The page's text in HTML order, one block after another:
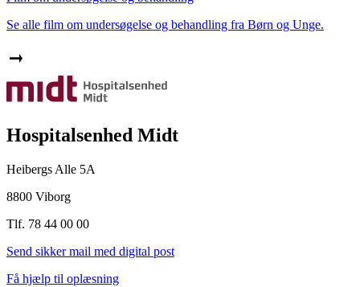
Se alle film om undersøgelse og behandling fra Børn og Unge.
Hospitalsenhed Midt
Heibergs Alle 5A
8800 Viborg
Tlf. 78 44 00 00
Send sikker mail med digital post
Få hjælp til oplæsning